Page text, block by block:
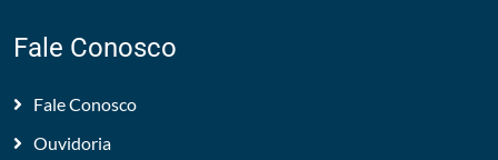
Fale Conosco
Fale Conosco
Ouvidoria